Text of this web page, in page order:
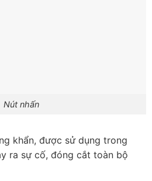
Nút nhấn
khẩn, được sử dụng trong
ra sự cố, đóng cắt toàn bộ